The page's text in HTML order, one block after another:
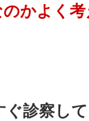
かよく
ぐ診察し